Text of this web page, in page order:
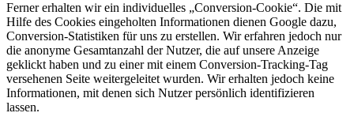
Ferner erhalten wir ein individuelles „Conversion-Cookie“. Die mit
Hilfe des Cookies eingeholten Informationen dienen Google dazu,
Conversion-Statistiken für uns zu erstellen. Wir erfahren jedoch nur
die anonyme Gesamtanzahl der Nutzer, die auf unsere Anzeige
geklickt haben und zu einer mit einem Conversion-Tracking-Tag
versehenen Seite weitergeleitet wurden. Wir erhalten jedoch keine
Informationen, mit denen sich Nutzer persönlich identifizieren
lassen.